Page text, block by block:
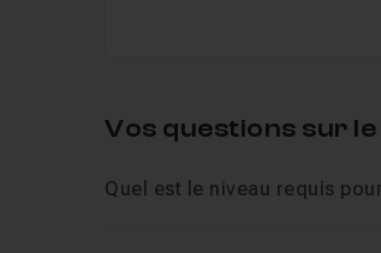
Vos questions sur
Quel est le niveau requis